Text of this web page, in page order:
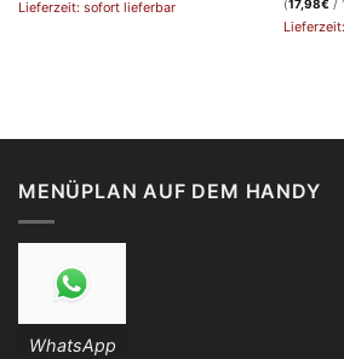
37,25€
Lieferzeit: sofort lieferbar
(17,98€/
MENÜPLAN AUF DEM HANDY
WhatsApp